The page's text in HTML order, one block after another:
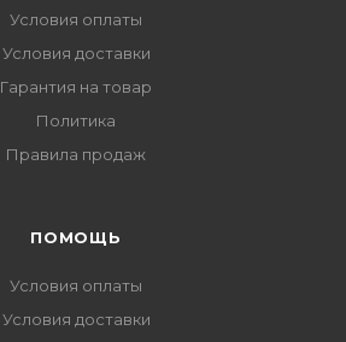
Условия оплаты
Условия доставки
Гарантия на товар
Политика
Правила продаж
ПОМОЩЬ
Условия оплаты
Условия доставки